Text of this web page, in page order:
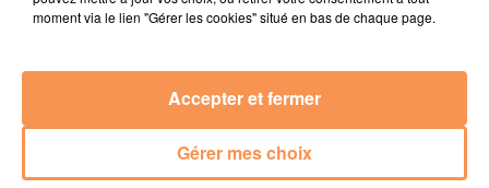
Publié : 22 mai 2026 à 18h05 - Modifié : 22 mai 2026 à
18h46
moment via le lien "Gérer les cookies" situé en bas de chaque page.
Gérer mes choix
Accepter et fermer